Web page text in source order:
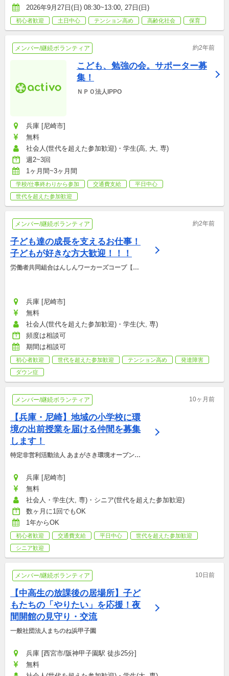
2026年9月27日(日) 08:30~13:00, 27日(日)
初心者歓迎 土日中心 テンション高め 高齢化社会 保育
メンバー/継続ボランティア 約2年前
こども、勉強の会。サポーター募
集！
ＮＰＯ法人IPPO
兵庫 [尼崎市]
無料
社会人(世代を超えた参加歓迎)・学生(高, 大, 専)
週2~3回
1ヶ月間~3ヶ月間
学校/仕事終わりから参加 交通費支給
平日中心
世代を超えた参加歓迎
メンバー/継続ボランティア 約2年前
子ども達の成長を支えるお仕事！
子どもが好きな方大歓迎！！！
労働者共同組合はんしんワーカーズコープ【児
兵庫 [尼崎市]
無料
社会人(世代を超えた参加歓迎)・学生(大, 専)
頻度は相談可
期間は相談可
初心者歓迎 世代を超えた参加歓迎 テンション高め
発達障害
ダウン症
メンバー/継続ボランティア 10ヶ月前
【兵庫・尼崎】地域の小学校に環
境の出前授業を届ける仲間を募集
します！
特定非営利活動法人 あまがさき環境オープンカ
兵庫 [尼崎市]
無料
社会人・学生(大, 専)・シニア(世代を超えた参加歓迎)
数ヶ月に1回でもOK
1年からOK
初心者歓迎 交通費支給 平日中心
世代を超えた参加歓迎
シニア歓迎
メンバー/継続ボランティア 10日前
【中高生の放課後の居場所】子ど
もたちの「やりたい」を応援！夜
間開館の見守り・交流
一般社団法人まちのね浜甲子園
兵庫 [西宮市/阪神甲子園駅 徒歩25分]
無料